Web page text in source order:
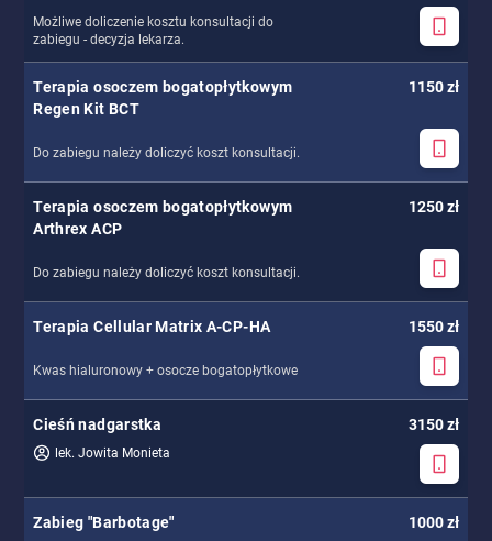
Możliwe doliczenie kosztu konsultacji do
zabiegu - decyzja lekarza.
Terapia osoczem bogatopłytkowym
Regen Kit BCT
Do zabiegu należy doliczyć koszt konsultacji.
1150 zł
Terapia osoczem bogatopłytkowym
Arthrex ACP
Do zabiegu należy doliczyć koszt konsultacji.
1250 zł
Terapia Cellular Matrix A-CP-HA
Kwas hialuronowy + osocze bogatopłytkowe
1550 zł
Cieśń nadgarstka 3150 zł
lek. Jowita Monieta
Zabieg "Barbotage" 1000 zł